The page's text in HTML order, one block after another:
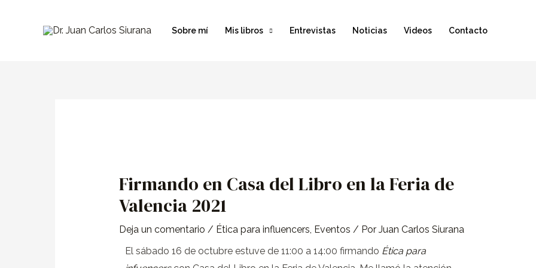
Sobre mí Mis libros Entrevistas Noticias Videos Contacto
Firmando en Casa del Libro en la Feria de
Valencia 2021
Deja un comentario / Ética para influencers, Eventos / Por Juan Carlos Siurana
El sábado 16 de octubre estuve de 11:00 a 14:00 firmando Ética para